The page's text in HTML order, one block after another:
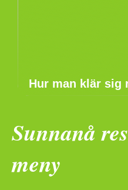
Hur man klär sig
Sunnanå
meny